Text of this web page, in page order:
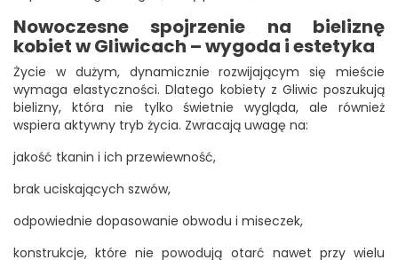
Nowoczesne spojrzenie na bieliznę
kobiet w Gliwicach – wygoda i estetyka
Życie w dużym, dynamicznie rozwijającym się mieście
wymaga elastyczności. Dlatego kobiety z Gliwic poszukują
bielizny, która nie tylko świetnie wygląda, ale również
wspiera aktywny tryb życia. Zwracają uwagę na:
jakość tkanin i ich przewiewność,
brak uciskających szwów,
odpowiednie dopasowanie obwodu i miseczek,
konstrukcje, które nie powodują otarć nawet przy wielu